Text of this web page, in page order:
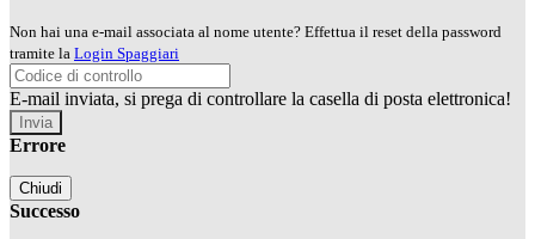
Non hai una e-mail associata al nome utente? Effettua il reset della password
tramite la Login Spaggiari
E-mail inviata, si prega di controllare la casella di posta elettronica!
Errore
Chiudi
Successo